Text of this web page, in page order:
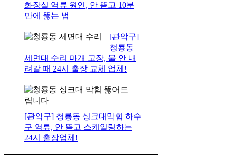
화장실 역류 원인, 안 뜯고 10분
만에 뚫는 법
[관악구]
청룡동
세면대 수리 마개 고장, 물 안 내
려갈 때 24시 출장 교체 업체!
[관악구] 청룡동 싱크대막힘 하수
구 역류, 안 뜯고 스케일링하는
24시 출장업체!